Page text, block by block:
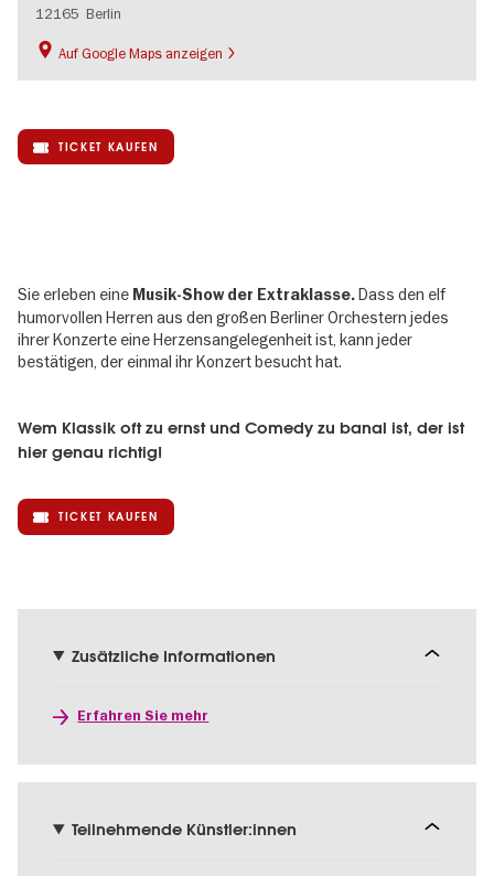
12165 Berlin
Auf Google Maps anzeigen
TICKET KAUFEN
Sie erleben eine Musik-Show der Extraklasse.Dass den elf
humorvollen Herren aus den großen Berliner Orchestern jedes
ihrer Konzerte eine Herzensangelegenheit ist, kann jeder
bestätigen, der einmal ihr Konzert besucht hat.
Wem Klassik oft zu ernst und Comedy zu banal ist, der ist
hier genau richtig!
TICKET KAUFEN
Zusätzliche Informationen
Erfahren Sie mehr
Teilnehmende Künstler:innen